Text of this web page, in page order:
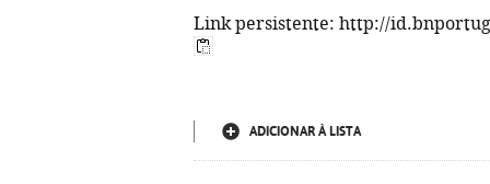
Link persistente: http://
ADICIONAR À LISTA